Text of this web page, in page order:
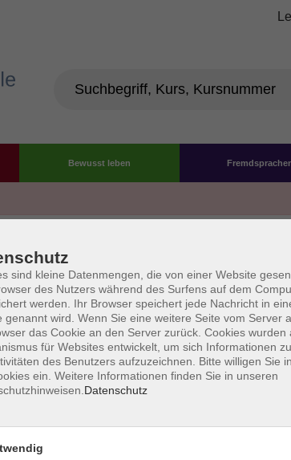
Bewusst leben
Die
der
AGB Datenschutzerklärung Impressum
sind kleine Datenmengen, die von einer Website
des Nutzers während des Surfens auf dem
werden. Ihr Browser speichert jede Nachricht in
genannt wird. Wenn Sie eine weitere Seite vom Server
das Cookie an den Server zurück. Cookies wurden
für Websites entwickelt, um sich Informationen
des Benutzers aufzuzeichnen. Bitte willigen Sie
ein. Weitere Informationen finden Sie in unseren
Datenschutz